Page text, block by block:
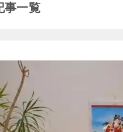
事一覧